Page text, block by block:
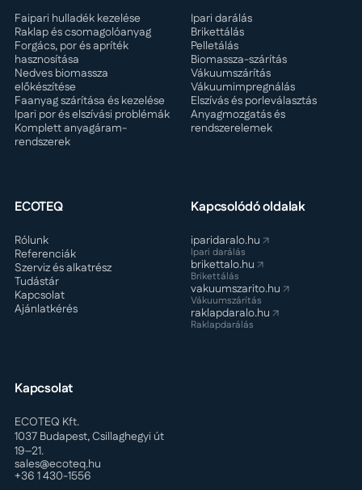
Faipari hulladék kezelése
Raklap és csomagolóanyag
Forgács, por és apríték
hasznosítása
Nedves biomassza
előkészítése
Faanyag szárítása és kezelése
Ipari por és elszívási problémák
Komplett anyagáram-
rendszerek
Ipari darálás
Brikettálás
Pelletálás
Biomassza-szárítás
Vákuumszárítás
Vákuumimpregnálás
Elszívás és porleválasztás
Anyagmozgatás és
rendszerelemek
ECOTEQ
Rólunk
Referenciák
Szerviz és alkatrész
Tudástár
Kapcsolat
Ajánlatkérés
Kapcsolódó oldalak
iparidaralo.hu
Ipari darálás
brikettalo.hu
Brikettálás
vakuumszarito.hu
Vákuumszárítás
raklapdaralo.hu
Raklapdarálás
Kapcsolat
ECOTEQ Kft.
1037 Budapest, Csillaghegyi út
19–21.
sales@ecoteq.hu
+36 1 430-1556